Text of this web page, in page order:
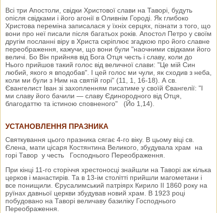
Всі три Апостоли, свідки Христової слави на Таворі, будуть
опісля свідками і його агонії в Оливнім Городі. Як глибоко
Христова переміна записалася у їхніх серцях, пізнати з того, що
вони про неї писали після багатьох років. Апостол Петро у своїм
другім посланні віру в Христа скріплює згадкою про його славне
переображення, кажучи, що вони були "наочними свідками його
величі. Бо Він прийняв від Бога Отця честь і славу, коли до
Нього прийшов такий голос від величної слави: "Це мій Син
любий, якого я вподобав". І цей голос ми чули, як сходив з неба,
коли ми були з Ним на святій горі" (11, 1, 16-18). А св.
Євангелист Іван зі захопленням писатиме у своїй Євангелії: "І
ми славу його бачили — славу Єдинородного від Отця,
благодаттю та істиною сповненого" (Йо 1,14).
УСТАНОВЛЕННЯ ПРАЗНИКА
Святкування цього празника сягає 4-го віку. В цьому віці св.
Єлена, мати цісаря Костянтина Великого, збудувала храм на
горі Тавор у честь Господнього Переображення.
При кінці 11-го сторіччя хрестоносці знайшли на Таворі аж кілька
церков і манастирів. Та в 13-ім столітті прийшли магометани і
все понищили. Єрусалимський патріярх Кирило II 1860 року на
руїнах давньої церкви збудував новий храм. В 1923 році
побудовано на Таворі величаву базиліку Господнього
Переображення.